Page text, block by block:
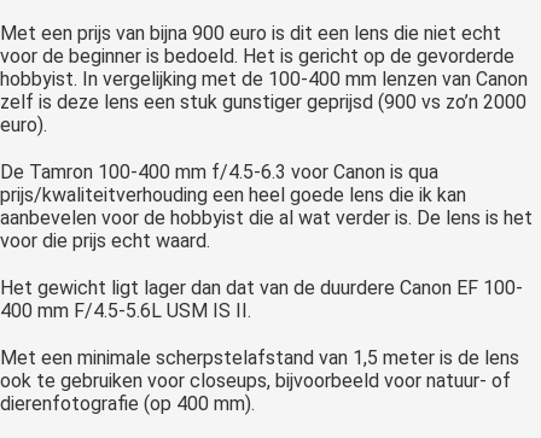
Met een prijs van bijna 900 euro is dit een lens die niet echt
voor de beginner is bedoeld. Het is gericht op de gevorderde
hobbyist. In vergelijking met de 100-400 mm lenzen van Canon
zelf is deze lens een stuk gunstiger geprijsd (900 vs zo’n 2000
euro).
De Tamron 100-400 mm f/4.5-6.3 voor Canon is qua
prijs/kwaliteitverhouding een heel goede lens die ik kan
aanbevelen voor de hobbyist die al wat verder is. De lens is het
voor die prijs echt waard.
Het gewicht ligt lager dan dat van de duurdere Canon EF 100-
400 mm F/4.5-5.6L USM IS II.
Met een minimale scherpstelafstand van 1,5 meter is de lens
ook te gebruiken voor closeups, bijvoorbeeld voor natuur- of
dierenfotografie (op 400 mm).